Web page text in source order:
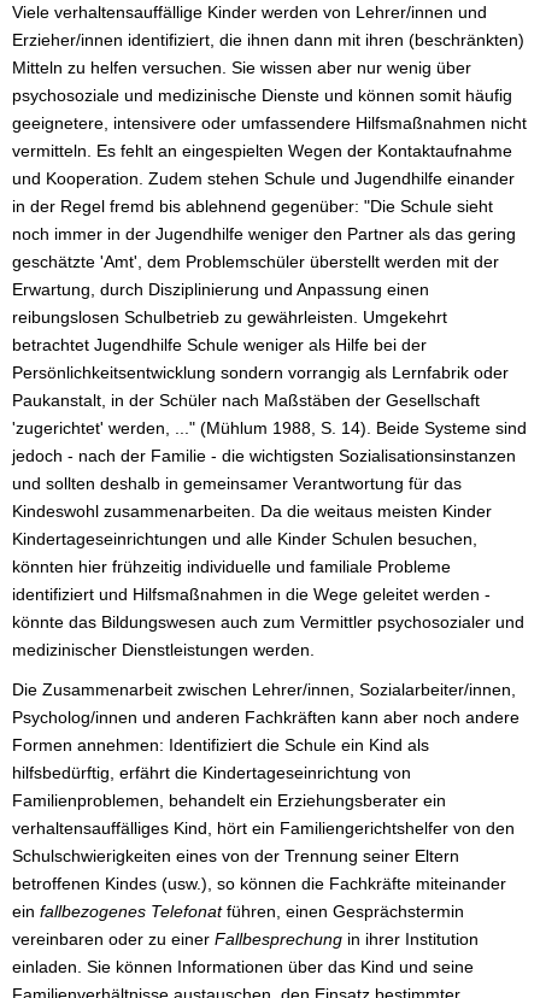
Viele verhaltensauffällige Kinder werden von Lehrer/innen und
Erzieher/innen identifiziert, die ihnen dann mit ihren (beschränkten)
Mitteln zu helfen versuchen. Sie wissen aber nur wenig über
psychosoziale und medizinische Dienste und können somit häufig
geeignetere, intensivere oder umfassendere Hilfsmaßnahmen nicht
vermitteln. Es fehlt an eingespielten Wegen der Kontaktaufnahme
und Kooperation. Zudem stehen Schule und Jugendhilfe einander
in der Regel fremd bis ablehnend gegenüber: "Die Schule sieht
noch immer in der Jugendhilfe weniger den Partner als das gering
geschätzte 'Amt', dem Problemschüler überstellt werden mit der
Erwartung, durch Disziplinierung und Anpassung einen
reibungslosen Schulbetrieb zu gewährleisten. Umgekehrt
betrachtet Jugendhilfe Schule weniger als Hilfe bei der
Persönlichkeitsentwicklung sondern vorrangig als Lernfabrik oder
Paukanstalt, in der Schüler nach Maßstäben der Gesellschaft
'zugerichtet' werden, ..." (Mühlum 1988, S. 14). Beide Systeme sind
jedoch - nach der Familie - die wichtigsten Sozialisationsinstanzen
und sollten deshalb in gemeinsamer Verantwortung für das
Kindeswohl zusammenarbeiten. Da die weitaus meisten Kinder
Kindertageseinrichtungen und alle Kinder Schulen besuchen,
könnten hier frühzeitig individuelle und familiale Probleme
identifiziert und Hilfsmaßnahmen in die Wege geleitet werden -
könnte das Bildungswesen auch zum Vermittler psychosozialer und
medizinischer Dienstleistungen werden.
Die Zusammenarbeit zwischen Lehrer/innen, Sozialarbeiter/innen,
Psycholog/innen und anderen Fachkräften kann aber noch andere
Formen annehmen: Identifiziert die Schule ein Kind als
hilfsbedürftig, erfährt die Kindertageseinrichtung von
Familienproblemen, behandelt ein Erziehungsberater ein
verhaltensauffälliges Kind, hört ein Familiengerichtshelfer von den
Schulschwierigkeiten eines von der Trennung seiner Eltern
betroffenen Kindes (usw.), so können die Fachkräfte miteinander
ein fallbezogenes Telefonatführen, einen Gesprächstermin
vereinbaren oder zu einer Fallbesprechung in ihrer Institution
einladen. Sie können Informationen über das Kind und seine
Familienverhältnisse austauschen, den Einsatz bestimmter